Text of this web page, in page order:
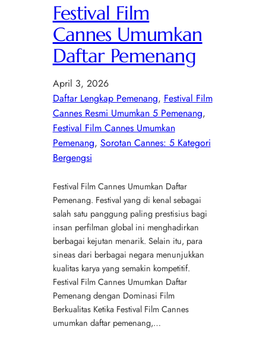
Festival Film
Cannes Umumkan
Daftar Pemenang
April 3, 2026
Daftar Lengkap Pemenang, Festival Film
Cannes Resmi Umumkan 5 Pemenang
Festival Film Cannes Umumkan
Pemenang, Sorotan Cannes: 5 Kategori
Bergengsi
Festival Film Cannes Umumkan Daftar
Pemenang. Festival yang di kenal sebagai
salah satu panggung paling prestisius bagi
insan perfilman global ini menghadirkan
berbagai kejutan menarik. Selain itu, para
sineas dari berbagai negara menunjukkan
kualitas karya yang semakin kompetitif.
Festival Film Cannes Umumkan Daftar
Pemenang dengan Dominasi Film
Berkualitas Ketika Festival Film Cannes
umumkan daftar pemenang,…